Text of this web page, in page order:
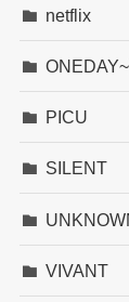
netflix
PICU
SILENT
VIVANT